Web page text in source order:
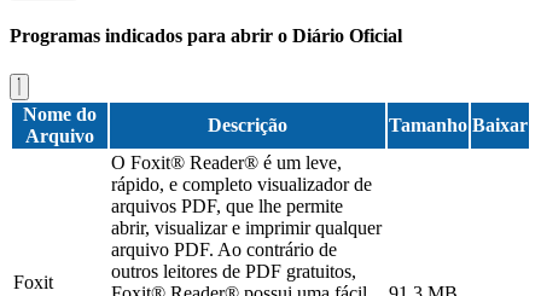
Programas indicados para abrir o Diário Oficial
Nome do
Arquivo
Descrição Tamanho Baixar
Foxit
O Foxit® Reader® é um leve,
rápido, e completo visualizador de
arquivos PDF, que lhe permite
abrir, visualizar e imprimir qualquer
arquivo PDF. Ao contrário de
outros leitores de PDF gratuitos,